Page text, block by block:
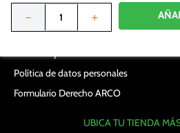
＋
－
Términos y Condiciones en promociones
Preguntas Frecuentes
Política de datos personales
Formulario Derecho ARCO
UBICA TU TIENDA